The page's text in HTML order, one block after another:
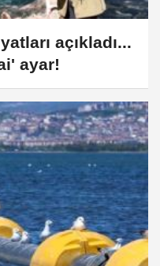
açıkladı...
ayar!